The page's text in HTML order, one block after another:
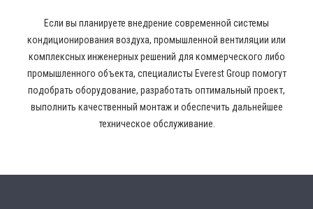
Если вы планируете внедрение современной системы
кондиционирования воздуха, промышленной вентиляции или
комплексных инженерных решений для коммерческого либо
промышленного объекта, специалисты Everest Group помогут
подобрать оборудование, разработать оптимальный проект,
выполнить качественный монтаж и обеспечить дальнейшее
техническое обслуживание.